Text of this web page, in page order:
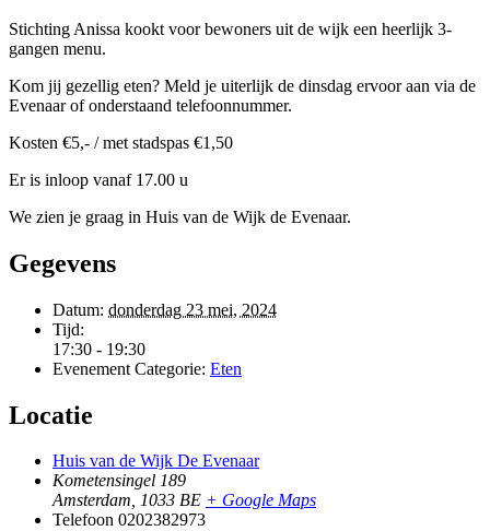
Stichting Anissa kookt voor bewoners uit de wijk een heerlijk 3-
gangen menu.
Kom jij gezellig eten? Meld je uiterlijk de dinsdag ervoor aan via de
Evenaar of onderstaand telefoonnummer.
Kosten €5,- / met stadspas €1,50
Er is inloop vanaf 17.00 u
We zien je graag in Huis van de Wijk de Evenaar.
Gegevens
Datum: donderdag 23 mei, 2024
Tijd:
17:30 - 19:30
Evenement Categorie: Eten
Locatie
Huis van de Wijk De Evenaar
Kometensingel 189
Amsterdam, 1033 BE + Google Maps
Telefoon 0202382973